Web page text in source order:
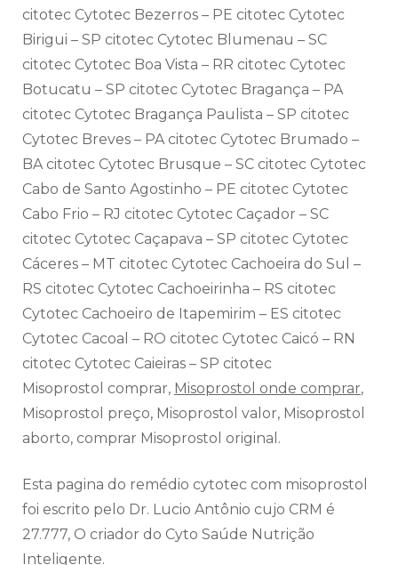
citotec Cytotec Bezerros – PE citotec Cytotec
Birigui – SP citotec Cytotec Blumenau – SC
citotec Cytotec Boa Vista – RR citotec Cytotec
Botucatu – SP citotec Cytotec Bragança – PA
citotec Cytotec Bragança Paulista – SP citotec
Cytotec Breves – PA citotec Cytotec Brumado –
BA citotec Cytotec Brusque – SC citotec Cytotec
Cabo de Santo Agostinho – PE citotec Cytotec
Cabo Frio – RJ citotec Cytotec Caçador – SC
citotec Cytotec Caçapava – SP citotec Cytotec
Cáceres – MT citotec Cytotec Cachoeira do Sul –
RS citotec Cytotec Cachoeirinha – RS citotec
Cytotec Cachoeiro de Itapemirim – ES citotec
Cytotec Cacoal – RO citotec Cytotec Caicó – RN
citotec Cytotec Caieiras – SP citotec
Misoprostol comprar, Misoprostol onde comprar,
Misoprostol preço, Misoprostol valor, Misoprostol
aborto, comprar Misoprostol original.
Esta pagina do remédio cytotec com misoprostol
foi escrito pelo Dr. Lucio Antônio cujo CRM é
27.777, O criador do Cyto Saúde Nutrição
Inteligente.